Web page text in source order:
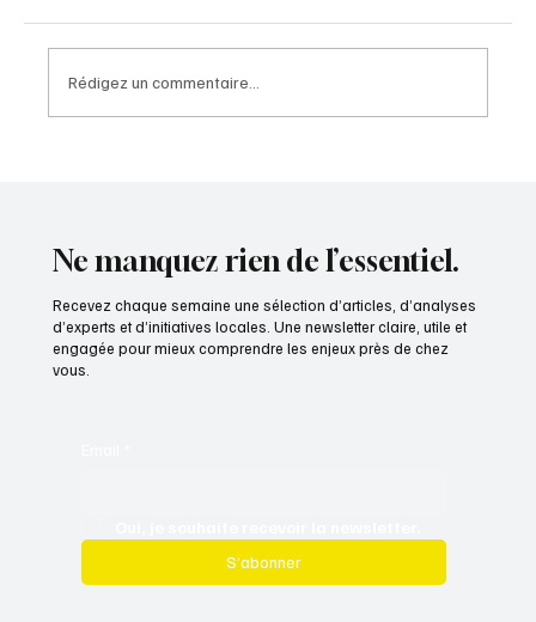
Rédigez un commentaire...
Ne manquez rien de l’essentiel.
Recevez chaque semaine une sélection d’articles, d’analyses
d’experts et d’initiatives locales. Une newsletter claire, utile et
engagée pour mieux comprendre les enjeux près de chez
vous.
S’abonner